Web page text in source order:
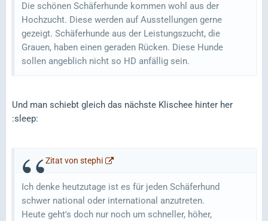
Die schönen Schäferhunde kommen wohl aus der
Hochzucht. Diese werden auf Ausstellungen gerne
gezeigt. Schäferhunde aus der Leistungszucht, die
Grauen, haben einen geraden Rücken. Diese Hunde
sollen angeblich nicht so HD anfällig sein.
Und man schiebt gleich das nächste Klischee hinter her
:sleep:
Zitat von stephi
Ich denke heutzutage ist es für jeden Schäferhund
schwer national oder international anzutreten.
Heute geht's doch nur noch um schneller, höher,